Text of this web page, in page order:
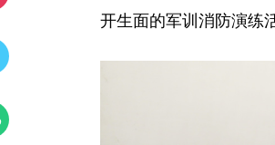
开生面的军训消防演练